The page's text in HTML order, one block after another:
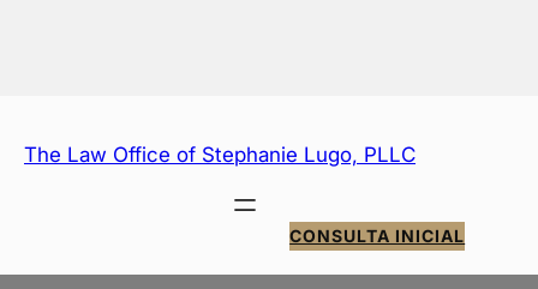
The Law Office of Stephanie Lugo, PLLC
CONSULTA INICIAL